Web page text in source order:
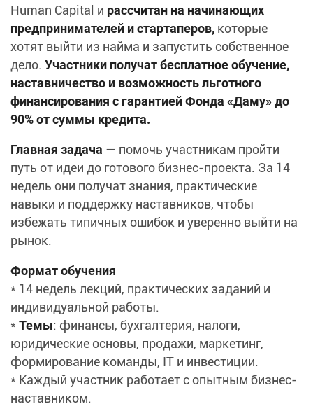
Human Capital и рассчитан на начинающих
предпринимателей и стартаперов, которые
хотят выйти из найма и запустить собственное
дело. Участники получат бесплатное обучение,
наставничество и возможность льготного
финансирования с гарантией Фонда «Даму» до
90% от суммы кредита.
Главная задача — помочь участникам пройти
путь от идеи до готового бизнес-проекта. За 14
недель они получат знания, практические
навыки и поддержку наставников, чтобы
избежать типичных ошибок и уверенно выйти на
рынок.
Формат обучения
* 14 недель лекций, практических заданий и
индивидуальной работы.
* Темы: финансы, бухгалтерия, налоги,
юридические основы, продажи, маркетинг,
формирование команды, IT и инвестиции.
* Каждый участник работает с опытным бизнес-
наставником.